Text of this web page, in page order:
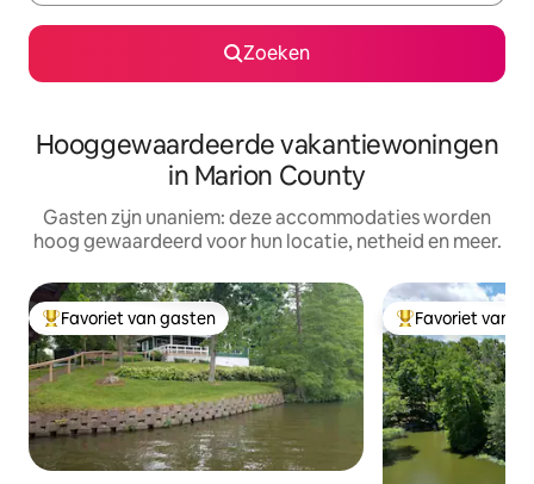
Zoeken
Hooggewaardeerde vakantiewoningen
in Marion County
Gasten zijn unaniem: deze accommodaties worden
hoog gewaardeerd voor hun locatie, netheid en meer.
Topfavoriet van gasten
Favoriet van gasten Topfavoriet van
Favoriet van